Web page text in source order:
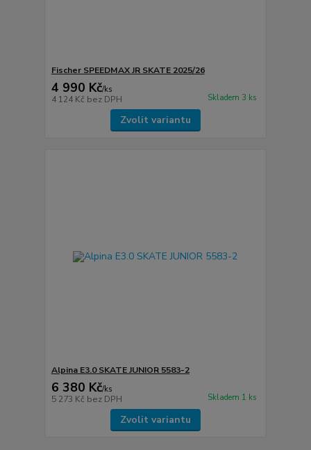
Fischer SPEEDMAX JR SKATE 2025/26
4 990 Kč/ks
4 124 Kč bez DPH Skladem 3 ks
Zvolit variantu
Alpina E3.0 SKATE JUNIOR 5583-2
6 380 Kč/ks
5 273 Kč bez DPH Skladem 1 ks
Zvolit variantu